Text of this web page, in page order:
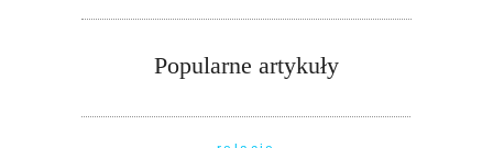
Popularne artykuły